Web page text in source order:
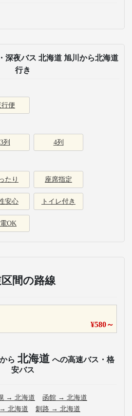
深夜バス 北海道 旭川から北海道
行き
行便
3列 4列
たり 座席指定
安心 トイレ付き
OK
間の路線
¥580～
ら 北海道 への高速バス・格
安バス
→ 北海道 函館 → 北海道
→ 北海道 釧路 → 北海道